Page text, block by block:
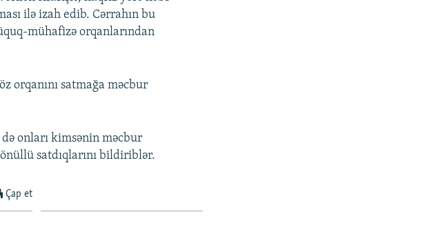
ilə izah edib. Cərrahın bu
mühafizə orqanlarından
orqanını satmağa məcbur
onları kimsənin məcbur
satdıqlarını bildiriblər.
Çap et